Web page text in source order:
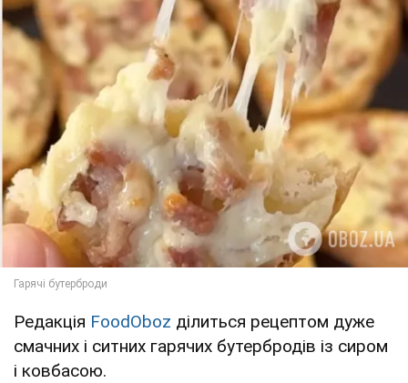
Редакція FoodOboz ділиться рецептом дуже
смачних і ситних гарячих бутербродів із сиром
і ковбасою.